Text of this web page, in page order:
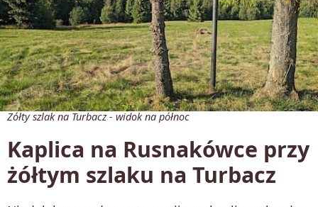
Żółty szlak na Turbacz - widok na północ
Kaplica na Rusnakówce przy
żółtym szlaku na Turbacz